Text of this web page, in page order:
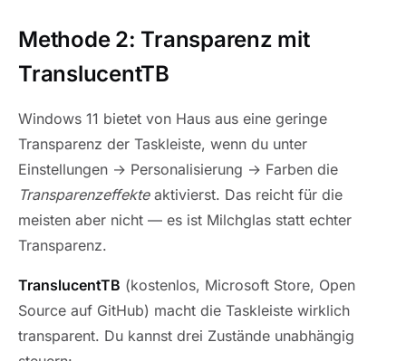
Methode 2: Transparenz mit
TranslucentTB
Windows 11 bietet von Haus aus eine geringe
Transparenz der Taskleiste, wenn du unter
Einstellungen → Personalisierung → Farben die
Transparenzeffekteaktivierst. Das reicht für die
meisten aber nicht — es ist Milchglas statt echter
Transparenz.
TranslucentTB (kostenlos, Microsoft Store, Open
Source auf GitHub) macht die Taskleiste wirklich
transparent. Du kannst drei Zustände unabhängig